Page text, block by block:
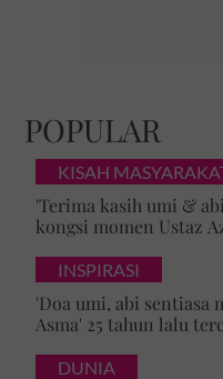
POPULAR
KISAH
'Terima kasih umi &
kongsi momen Ustaz
INSPIRASI
'Doa umi, abi sentiasa
Asma' 25 tahun lalu
DUNIA